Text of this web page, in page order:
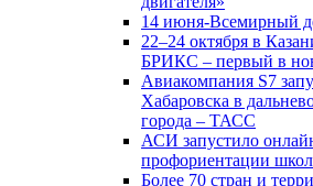
14 июня-Всемирный
22–24 октября в
БРИКС – первый в
Авиакомпания S7
Хабаровска в
города – ТАСС
АСИ запустило
профориентации
Более 70 стран и